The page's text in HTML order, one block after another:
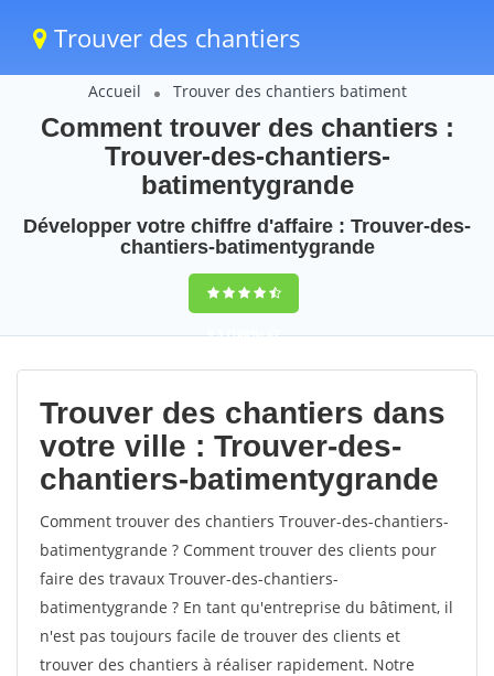
Trouver des chantiers
Accueil Trouver des chantiers batiment
Comment trouver des chantiers :
Trouver-des-chantiers-
batimentygrande
Développer votre chiffre d'affaire : Trouver-des-
chantiers-batimentygrande
9,5(100%)67
votes
Trouver des chantiers dans
votre ville : Trouver-des-
chantiers-batimentygrande
Comment trouver des chantiers Trouver-des-chantiers-
batimentygrande ? Comment trouver des clients pour
faire des travaux Trouver-des-chantiers-
batimentygrande ? En tant qu'entreprise du bâtiment, il
n'est pas toujours facile de trouver des clients et
trouver des chantiers à réaliser rapidement. Notre